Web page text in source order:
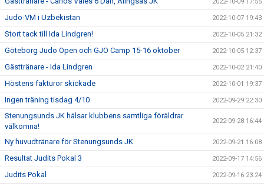
Judo-VM i Uzbekistan 2022-10-07 19:43
Stort tack till Ida Lindgren! 2022-10-05 21:32
Göteborg Judo Open och GJO Camp 15-16 oktober 2022-10-05 12:37
Gästtränare - Ida Lindgren 2022-10-02 21:40
Höstens fakturor skickade 2022-10-01 19:37
Ingen träning tisdag 4/10 2022-09-29 22:30
Stenungsunds JK hälsar klubbens samtliga föräldrar
välkomna!
2022-09-28 16:44
Ny huvudtränare för Stenungsunds JK 2022-09-21 16:08
Resultat Judits Pokal 3 2022-09-17 14:56
Judits Pokal 2022-09-16 23:24